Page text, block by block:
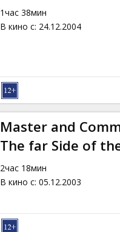
1час 38мин
В кино с: 24.12.2004
Master and
The far Side of
2час 18мин
В кино с: 05.12.2003